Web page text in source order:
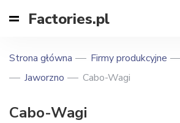
Factories.pl
Strona główna Firmy produkcyjne
Jaworzno
Cabo-Wagi
Cabo-Wagi